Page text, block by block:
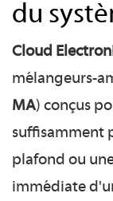
du
Cloud
mélangeurs-
MA) conçus
suffisamment
plafond ou
immédiate